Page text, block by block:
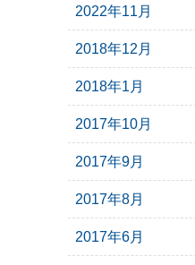
2022年11月
2018年12月
2018年1月
2017年10月
2017年9月
2017年8月
2017年6月